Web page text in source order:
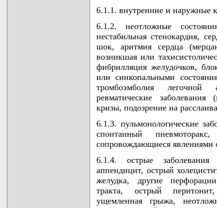
6.1.1. внутренние и наружные
6.1.2. неотложные
нестабильная стенокардия,
шок, аритмия сердца
возникшая или
фибрилляция желудочков,
или синкопальными
тромбоэмболия легочной
ревматические заболевания
кризы, подозрение на
6.1.3. пульмонологические
спонтанный
сопровождающиеся явлениями
6.1.4. острые заболевания
аппендицит, острый
желудка, другие
тракта, острый
ущемленная грыжа,